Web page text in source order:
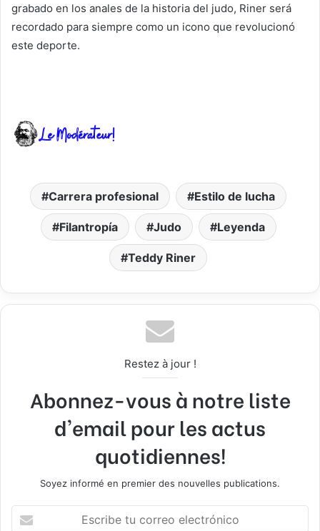
grabado en los anales de la historia del judo, Riner será
recordado para siempre como un icono que revolucionó
este deporte.
Carrera profesional Estilo de lucha
Filantropía Judo Leyenda
Teddy Riner
Restez à jour !
Abonnez-vous à notre liste
d'email pour les actus
quotidiennes!
Soyez informé en premier des nouvelles publications.